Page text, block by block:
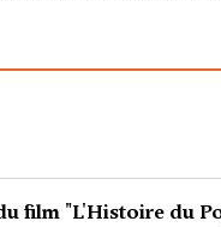
film "L'Histoire du